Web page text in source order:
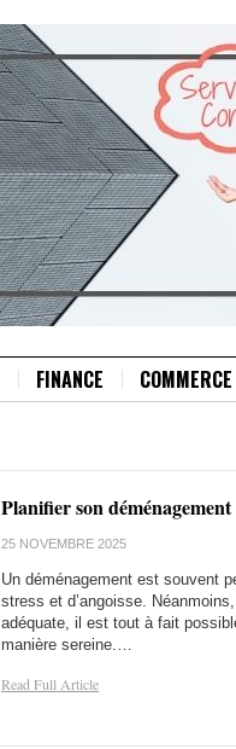
FINANCE COMMERCE
Planifier son
25 NOVEMBRE 2025
Un déménagement est souvent
stress et d’angoisse.
adéquate, il est tout à fait
manière sereine.…
Read Full Article